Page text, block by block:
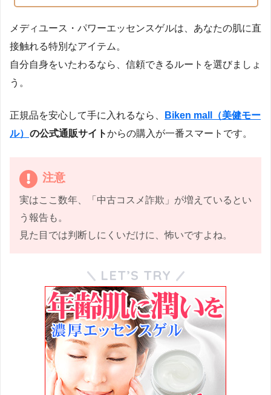
メディユース・パワーエッセンスゲルは、あなたの肌に直
接触れる特別なアイテム。
自分自身をいたわるなら、信頼できるルートを選びましょ
う。
正規品を安心して手に入れるなら、
Biken mall（美健モー
ル） の公式通販サイトからの購入が一番スマートです。
注意
実はここ数年、「中古コスメ詐欺」が増えているとい
う報告も。
見た目では判断しにくいだけに、怖いですよね。
LET’S TRY